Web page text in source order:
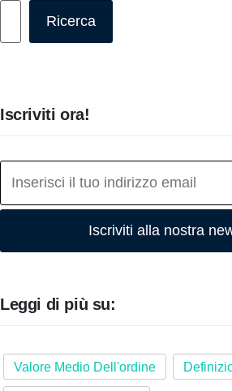
Ricerca
Iscriviti ora!
Iscriviti alla nostra
Leggi di più su:
Valore Medio Dell'ordine